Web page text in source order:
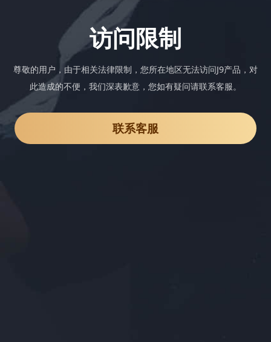
访问限制
尊敬的用户，由于相关法律限制，您所在地区无法访问J9产品，对
此造成的不便，我们深表歉意，您如有疑问请联系客服。
联系客服